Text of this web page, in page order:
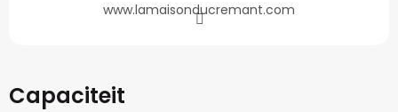
www.lamaisonducremant.com
Capaciteit